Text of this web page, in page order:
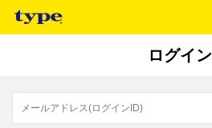
ログイン